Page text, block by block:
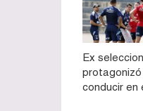
Ex
conducir en